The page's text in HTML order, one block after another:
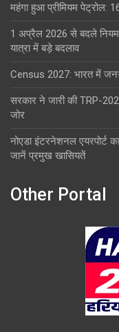
महंगा हुआ प्रीमियम पेट्रोल:
1 अप्रैल 2026 से बदले नियम:
यात्रा में बड़े बदलाव
Census 2027: भारत में
सरकार ने जारी की TRP-
जोर
नोएडा इंटरनेशनल एयरपोर्ट
जानें प्रमुख खासियतें
Other Portal